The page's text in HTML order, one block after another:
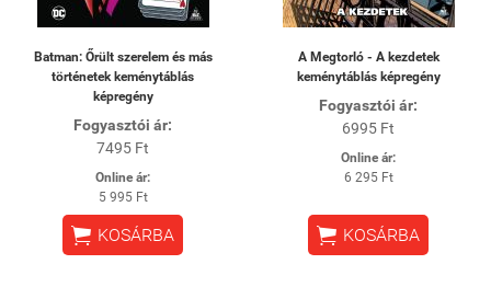
Batman: Őrült szerelem és más
történetek keménytáblás
képregény
Fogyasztói ár:
7495 Ft
Online ár:
5 995 Ft
 KOSÁRBA
A Megtorló - A kezdetek
keménytáblás képregény
Fogyasztói ár:
6995 Ft
Online ár:
6 295 Ft
 KOSÁRBA